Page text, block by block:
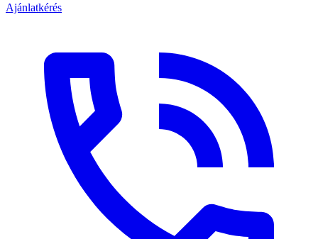
Ajánlatkérés